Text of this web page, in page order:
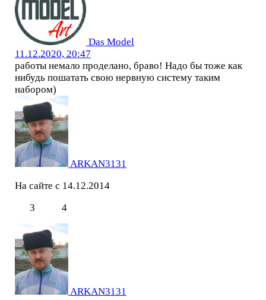
Das Model
11.12.2020, 20:47
работы немало проделано, браво! Надо бы тоже как
нибудь пошатать свою нервную систему таким
набором)
ARKAN3131
На сайте с 14.12.2014
3
4
ARKAN3131